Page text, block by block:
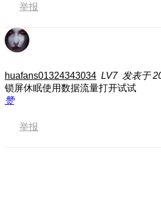
举报
huafans01324343034 LV7 发表于
锁屏休眠使用数据流量打开试试
赞
举报